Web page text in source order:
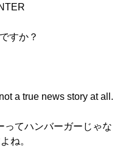
すか？
a true news story at all.
ってハンバーガーじゃな
ね。